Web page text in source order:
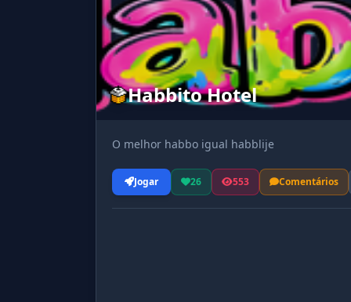
Habbito Hotel
O melhor habbo igual habblije
Jogar 26 553 Comentários